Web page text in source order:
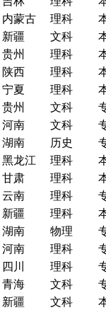
内蒙古 理科
新疆 文科
贵州 理科
陕西 理科
宁夏 理科
贵州 文科
河南 文科
湖南 历史
黑龙江 理科
甘肃 理科
云南 理科
新疆 理科
湖南 物理
河南 理科
四川 理科
青海 文科
新疆 文科